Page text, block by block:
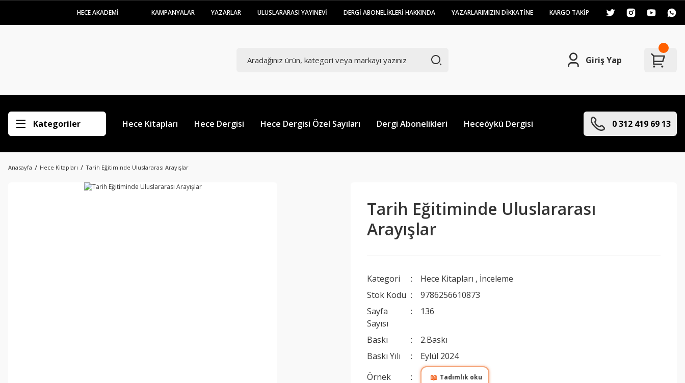
HECE AKADEMİ KAMPANYALAR YAZARLAR ULUSLARARASI YAYINEVİ DERGİ ABONELİKLERİ HAKKINDA YAZARLARIMIZIN DİKKATİNE KARGO TAKİP
Giriş Yap
Kategoriler Hece Kitapları Hece Dergisi Hece Dergisi Özel Sayıları Dergi Abonelikleri Heceöykü Dergisi 0 312 419 69 13
Anasayfa Hece Kitapları Tarih Eğitiminde Uluslararası Arayışlar
Tarih Eğitiminde Uluslararası
Arayışlar
Kategori Hece Kitapları , İnceleme
Stok Kodu
9786256610873
Sayfa
Sayısı
136
Baskı
2.Baskı
Baskı Yılı
Eylül 2024
Örnek
📖 Tadımlık oku